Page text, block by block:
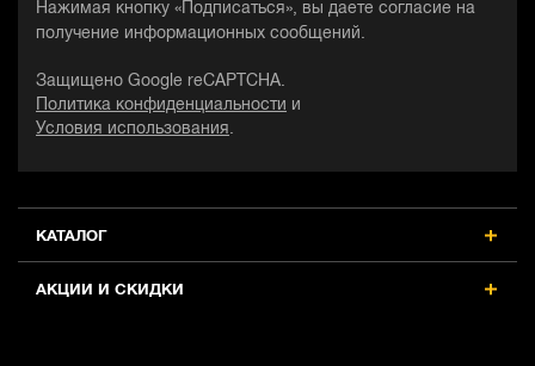
КАТАЛОГ
АКЦИИ И СКИДКИ
Нажимая кнопку «Подписаться», вы даете согласие на
получение информационных сообщений.
Защищено Google reCAPTCHA.
Политика конфиденциальности
и
Условия использования .